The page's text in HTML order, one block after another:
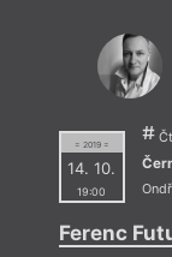
= 2019 =
14. 10.
19:00
Ferenc